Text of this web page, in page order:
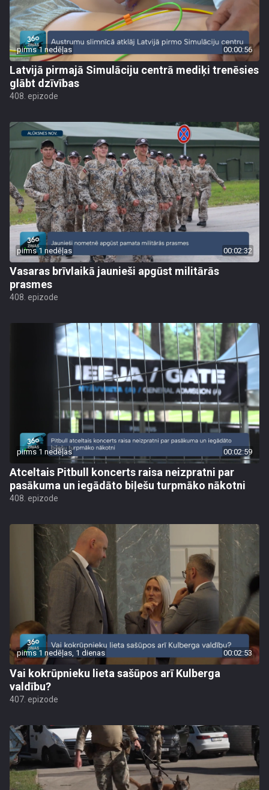
pirms 1 nedēļas 00:00:56
Latvijā pirmajā Simulāciju centrā mediķi trenēsies
glābt dzīvības
408. epizode
pirms 1 nedēļas 00:02:32
Vasaras brīvlaikā jaunieši apgūst militārās
prasmes
408. epizode
pirms 1 nedēļas 00:02:59
Atceltais Pitbull koncerts raisa neizpratni par
pasākuma un iegādāto biļešu turpmāko nākotni
408. epizode
pirms 1 nedēļas, 1 dienas 00:02:53
Vai kokrūpnieku lieta sašūpos arī Kulberga
valdību?
407. epizode